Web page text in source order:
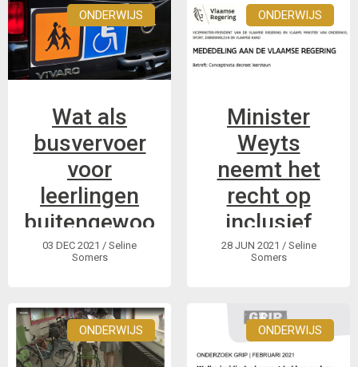
heeft een app
gelanceerd:
VOI.CE om in
gesprek te gaan met
ONDERWIJS
Wat als
busvervoer
voor
leerlingen
buitengewoon
onderwijs
werd?
Zoals jullie
waarschijnlijk wel
03 DEC 2021 / Seline
Somers
ONDERWIJS
Minister
Weyts
neemt het
recht op
inclusief
onderwijs
28 JUN 2021 / Seline
Somers
ONDERWIJS ONDERWIJS